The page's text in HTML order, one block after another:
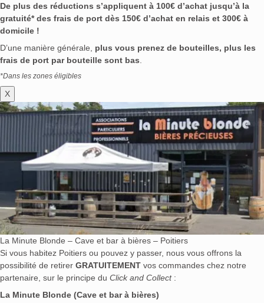
De plus des réductions s’appliquent à 100€ d’achat jusqu’à la
gratuité* des frais de port dès 150€ d’achat en relais et 300€ à
domicile !
D’une manière générale, plus vous prenez de bouteilles, plus les
frais de port par bouteille sont bas
*Dans les zones éligibles
X
La Minute Blonde – Cave et bar à bières – Poitiers
Si vous habitez Poitiers ou pouvez y passer, nous vous offrons la
possibilité de retirer GRATUITEMENT vos commandes chez notre
partenaire, sur le principe du Click and Collect:
La Minute Blonde (Cave et bar à bières)